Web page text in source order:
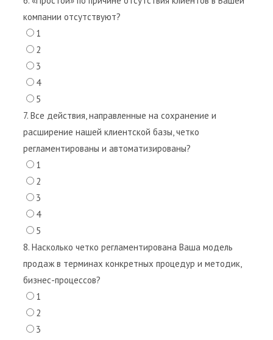
компании отсутствуют?
1
2
3
4
5
7. Все действия, направленные на сохранение и
расширение нашей клиентской базы, четко
регламентированы и автоматизированы?
1
2
3
4
5
8. Насколько четко регламентирована Ваша модель
продаж в терминах конкретных процедур и методик,
бизнес-процессов?
1
2
3